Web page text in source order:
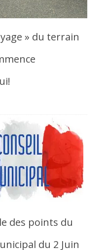
» du terrain
des points du
du 2 Juin